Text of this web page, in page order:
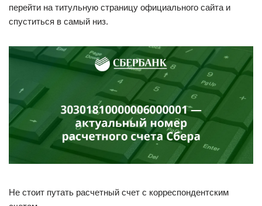
перейти на титульную страницу официального сайта и
спуститься в самый низ.
Не стоит путать расчетный счет с корреспондентским